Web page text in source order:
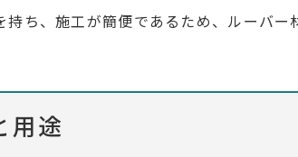
ち、施工が簡便であるため、ルーバ
用途